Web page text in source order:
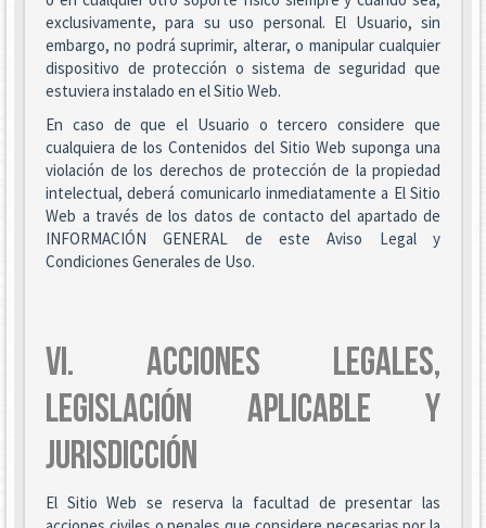
exclusivamente, para su uso personal. El Usuario, sin
embargo, no podrá suprimir, alterar, o manipular cualquier
dispositivo de protección o sistema de seguridad que
estuviera instalado en el Sitio Web.
En caso de que el Usuario o tercero considere que
cualquiera de los Contenidos del Sitio Web suponga una
violación de los derechos de protección de la propiedad
intelectual, deberá comunicarlo inmediatamente a El Sitio
Web a través de los datos de contacto del apartado de
INFORMACIÓN GENERAL de este Aviso Legal y
Condiciones Generales de Uso.
VI. ACCIONES LEGALES,
LEGISLACIÓN APLICABLE Y
JURISDICCIÓN
El Sitio Web se reserva la facultad de presentar las